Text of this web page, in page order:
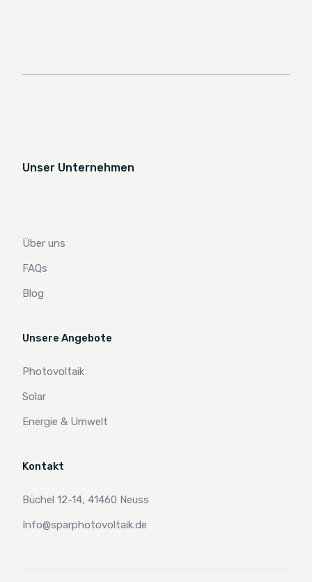
Unser Unternehmen
Über uns
FAQs
Blog
Unsere Angebote
Photovoltaik
Solar
Energie & Umwelt
Kontakt
Büchel 12-14, 41460 Neuss
Info@sparphotovoltaik.de